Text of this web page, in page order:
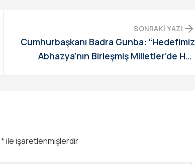
SONRAKI YAZI
Cumhurbaşkanı Badra Gunba: “Hedefimiz
Abhazya’nın Birleşmiş Milletler’de Hak
*ile işaretlenmişlerdir